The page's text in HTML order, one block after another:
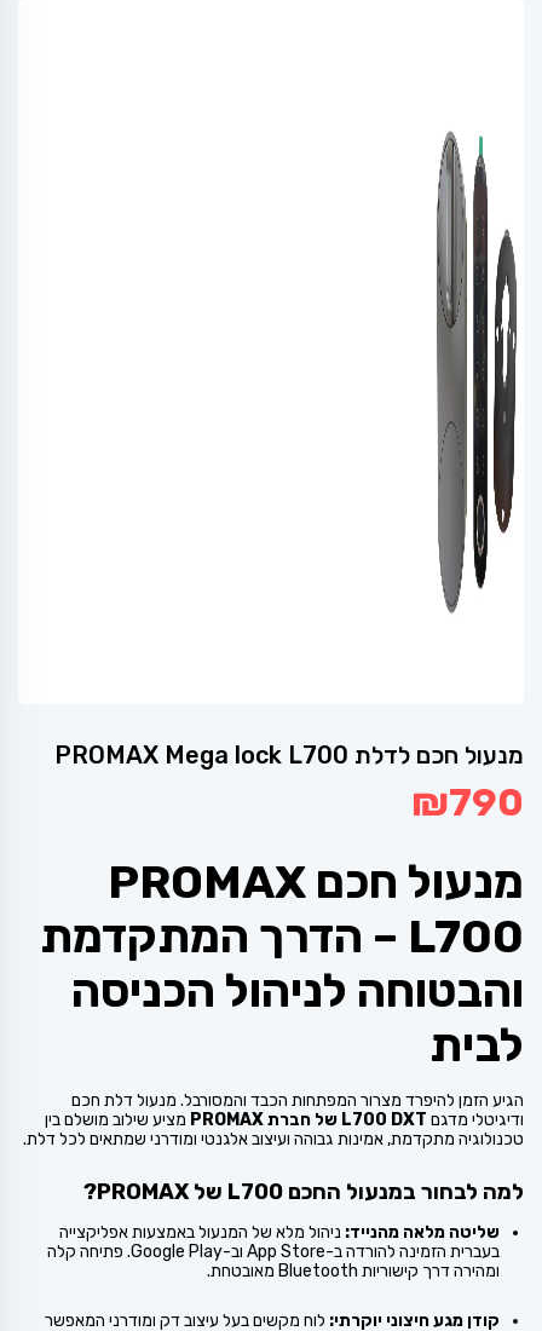
מנעול חכם לדלת PROMAX Mega lock L700
₪790
מנעול חכם PROMAX
L700 – הדרך המתקדמת
והבטוחה לניהול הכניסה
לבית
הגיע הזמן להיפרד מצרור המפתחות הכבד והמסורבל. מנעול דלת חכם
ודיגיטלי מדגם L700 DXT של חברת PROMAX
מציע שילוב מושלם בין
טכנולוגיה מתקדמת, אמינות גבוהה ועיצוב אלגנטי ומודרני שמתאים לכל דלת.
למה לבחור במנעול החכם L700 של PROMAX?
שליטה מלאה מהנייד: ניהול מלא של המנעול באמצעות אפליקצייה
בעברית הזמינה להורדה ב-App Store וב-Google Play. פתיחה קלה
ומהירה דרך קישוריות Bluetooth מאובטחת.
קודן מגע חיצוני יוקרתי: לוח מקשים בעל עיצוב דק ומודרני המאפשר